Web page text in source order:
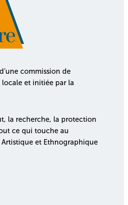
commission de
locale et initiée par la
la recherche, la protection
ce qui touche au
et Ethnographique